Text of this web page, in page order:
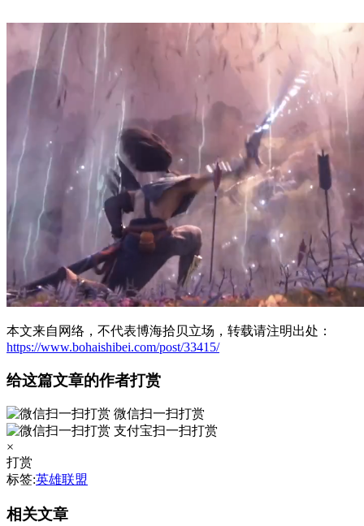
本文来自网络，不代表博海拾贝立场，转载请注明出处：
https://www.bohaishibei.com/post/33415/
给这篇文章的作者打赏
微信扫一扫打赏
支付宝扫一扫打赏
×
打赏
标签:英雄联盟
相关文章